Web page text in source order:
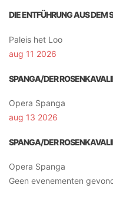
DIE ENTFÜHRUNG AUS
Paleis het Loo
aug 11 2026
SPANGA/DER
Opera Spanga
aug 13 2026
SPANGA/DER
Opera Spanga
Geen evenementen